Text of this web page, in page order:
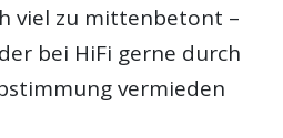
viel zu mittenbetont –
bei HiFi gerne durch
vermieden